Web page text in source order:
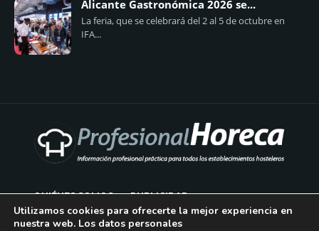
Alicante Gastronómica 2026 se...
La feria, que se celebrará del 2 al 5 de octubre en
IFA...
QUIÉNES SOMOS PUBLICIDAD
AVISO LEGAL
Utilizamos cookies para ofrecerte la mejor experiencia en
nuestra web. Los datos personales